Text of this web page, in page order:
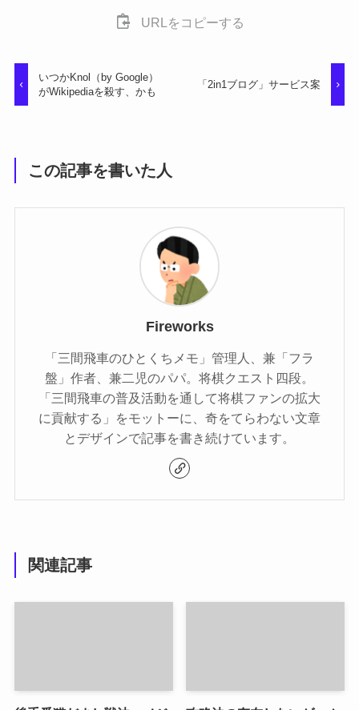
URLをコピーする
いつかKnol（by Google）
がWikipediaを殺す、かも
「2in1ブログ」サービス案
この記事を書いた人
Fireworks
「三間飛車のひとくちメモ」管理人、兼「フラ
盤」作者、兼二児のパパ。将棋クエスト四段。
「三間飛車の普及活動を通して将棋ファンの拡大
に貢献する」をモットーに、奇をてらわない文章
とデザインで記事を書き続けています。
関連記事